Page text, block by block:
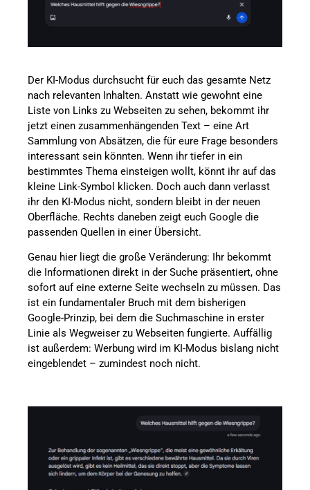
Der KI-Modus durchsucht für euch das gesamte Netz
nach relevanten Inhalten. Anstatt wie gewohnt eine
Liste von Links zu Webseiten zu sehen, bekommt ihr
jetzt einen zusammenhängenden Text – eine Art
Sammlung von Absätzen, die für eure Frage besonders
interessant sein könnten. Wenn ihr tiefer in ein
bestimmtes Thema einsteigen wollt, könnt ihr auf das
kleine Link-Symbol klicken. Doch auch dann verlasst
ihr den KI-Modus nicht, sondern bleibt in der neuen
Oberfläche. Rechts daneben zeigt euch Google die
passenden Quellen in einer Übersicht.
Genau hier liegt die große Veränderung: Ihr bekommt
die Informationen direkt in der Suche präsentiert, ohne
sofort auf eine externe Seite wechseln zu müssen. Das
ist ein fundamentaler Bruch mit dem bisherigen
Google-Prinzip, bei dem die Suchmaschine in erster
Linie als Wegweiser zu Webseiten fungierte. Auffällig
ist außerdem: Werbung wird im KI-Modus bislang nicht
eingeblendet – zumindest noch nicht.